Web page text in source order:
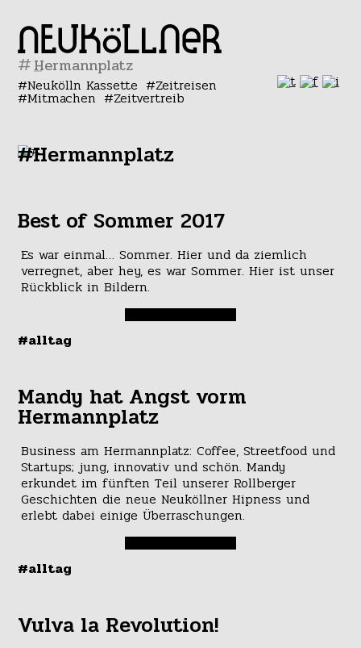
#
Neukölln Kassette Zeitreisen
Mitmachen Zeitvertreib
#Hermannplatz
Best of Sommer 2017
Es war einmal… Sommer. Hier und da ziemlich
verregnet, aber hey, es war Sommer. Hier ist unser
Rückblick in Bildern.
#alltag
Mandy hat Angst vorm
Hermannplatz
Business am Hermannplatz: Coffee, Streetfood und
Startups; jung, innovativ und schön. Mandy
erkundet im fünften Teil unserer Rollberger
Geschichten die neue Neuköllner Hipness und
erlebt dabei einige Überraschungen.
#alltag
Vulva la Revolution!